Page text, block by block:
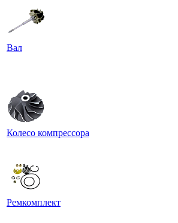
Вал
Колесо компрессора
Ремкомплект